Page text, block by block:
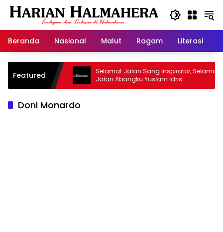
Langsung
Beranda
Nasional Malut Ragam Literasi
Featured
Warisan
Selamat Jalan Sang Inspirator, Selamat
Jalan Abangku Yuslam Idris
Doni Monardo